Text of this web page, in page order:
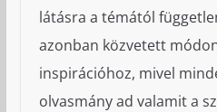
látásra a témától
azonban közvetett
inspirációhoz, mivel
olvasmány ad valamit a